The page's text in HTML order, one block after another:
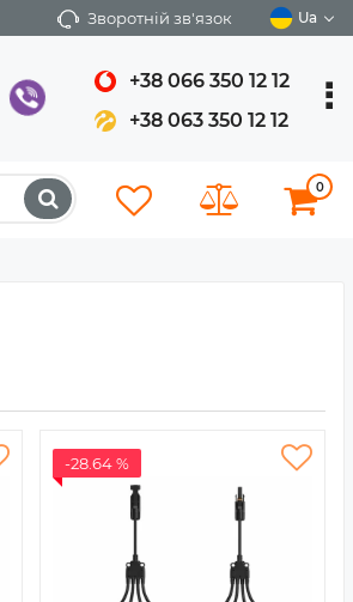
Зворотній зв'язок Ua
+38 066 350 12 12
+38 063 350 12 12
0
-28.64 %